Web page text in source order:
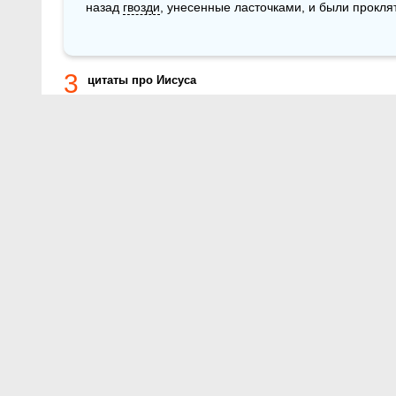
назад гвозди , унесенные ласточками, и были
3 цитаты про Иисуса